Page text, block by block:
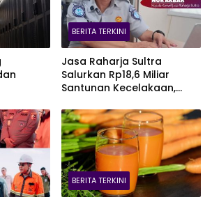
BERITA TERKINI
Jasa Raharja Sultra
Salurkan Rp18,6 Miliar
Santunan Kecelakaan,
Terbanyak
BERITA TERKINI